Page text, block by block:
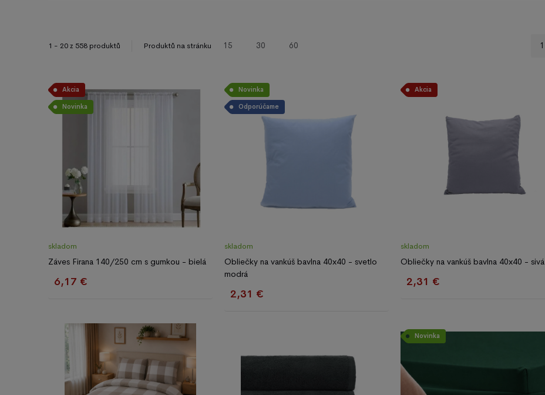
1 - 20 z 558 produktů Produktů na stránku 15 30 60 1
Akcia
Novinka
skladom
Záves Firana 140/250 cm s gumkou - bielá
6,17 €
Novinka
Odporúčame
skladom
Obliečky na vankúš bavlna 40x40 - svetlo
modrá
2,31 €
Akcia
skladom
Obliečky na vankúš bavlna 40x40 - sivá
2,31 €
Novinka